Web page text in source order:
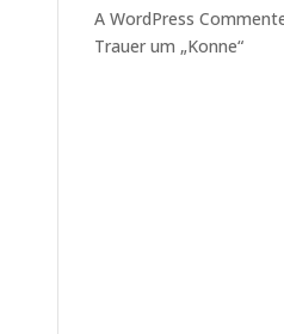
A WordPress
Trauer um „Konne“